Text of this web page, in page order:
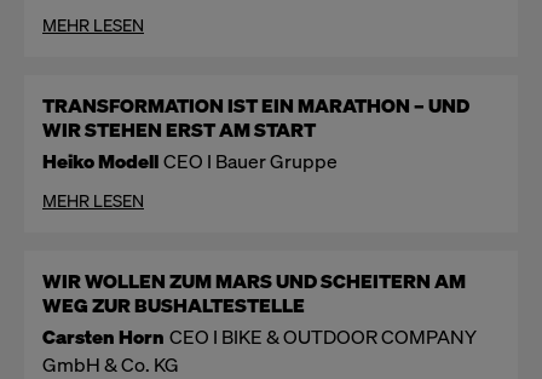
MEHR LESEN
TRANSFORMATION IST EIN MARATHON – UND
WIR STEHEN ERST AM START
Heiko ModellCEO I Bauer Gruppe
MEHR LESEN
WIR WOLLEN ZUM MARS UND SCHEITERN AM
WEG ZUR BUSHALTESTELLE
Carsten Horn CEO I BIKE & OUTDOOR COMPANY
GmbH & Co. KG